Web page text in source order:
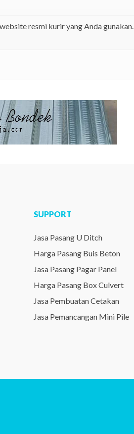
resmi kurir yang Anda gunakan.
SUPPORT
Jasa Pasang U Ditch
Harga Pasang Buis Beton
Jasa Pasang Pagar Panel
Harga Pasang Box Culvert
Jasa Pembuatan Cetakan
Jasa Pemancangan Mini Pile